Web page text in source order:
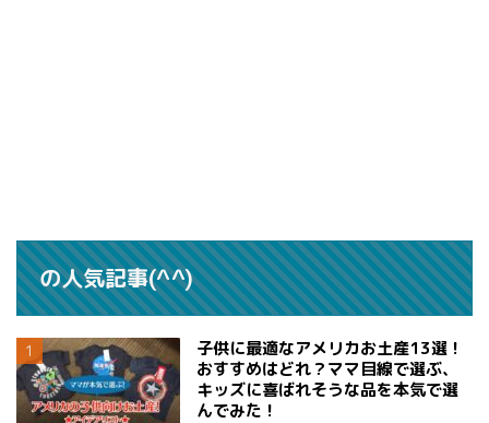
の人気記事(^^)
子供に最適なアメリカお土産13選！
おすすめはどれ？ママ目線で選ぶ、
キッズに喜ばれそうな品を本気で選
んでみた！